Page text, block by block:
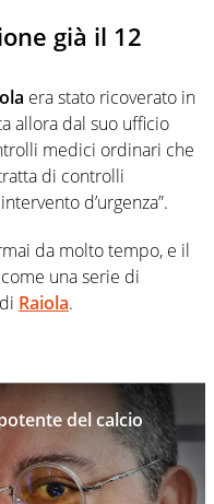
già il 12
era stato ricoverato in
allora dal suo ufficio
medici ordinari che
di controlli
d’urgenza”.
da molto tempo, e il
una serie di
Raiola.
del calcio